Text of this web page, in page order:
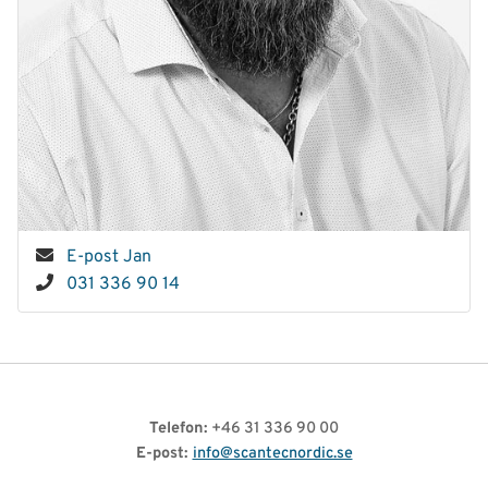
E-post Jan
031 336 90 14
Telefon: +46 31 336 90 00
E-post:info@scantecnordic.se